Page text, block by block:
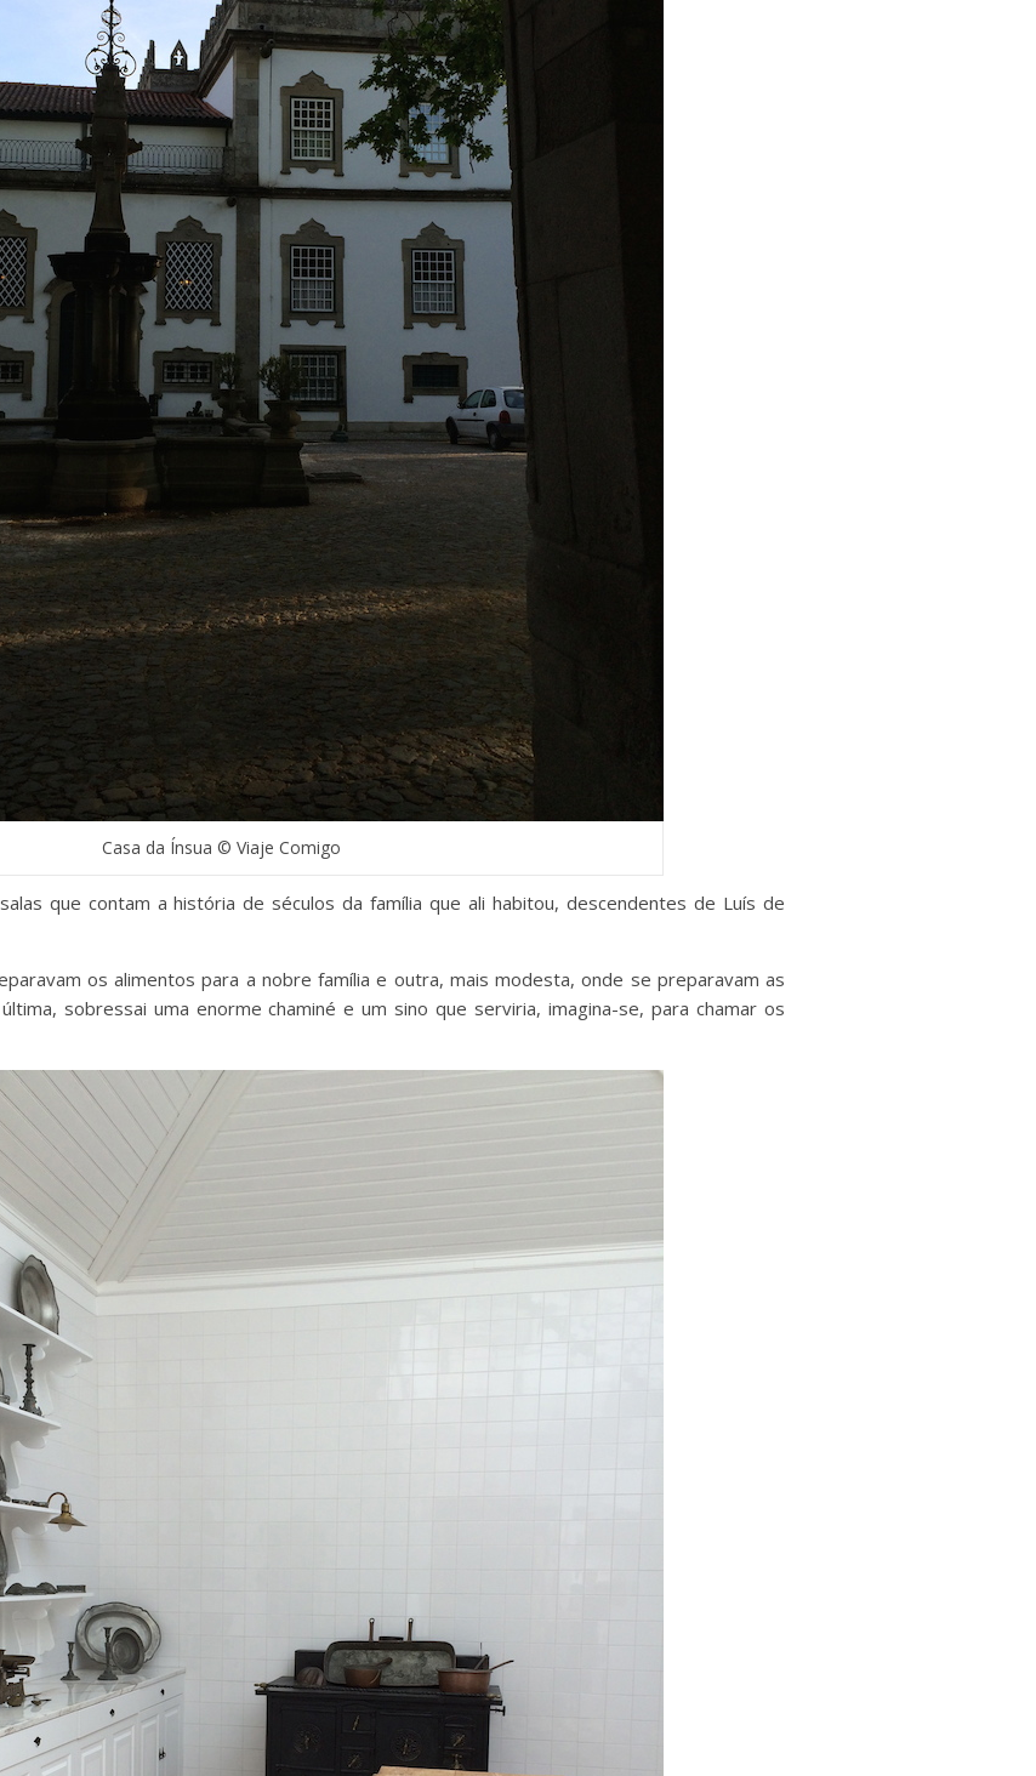
Casa da Ínsua © Viaje Comigo
que contam a história de séculos da família que ali habitou, descendentes de Luís de
os alimentos para a nobre família e outra, mais modesta, onde se preparavam as
sobressai uma enorme chaminé e um sino que serviria, imagina-se, para chamar os